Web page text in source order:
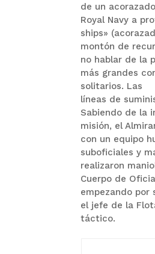
de un
Royal Navy a
ships»
montón de
no hablar de la
más grandes
solitarios. Las
líneas de
Sabiendo de la
misión, el
con un equipo
suboficiales y
realizaron
Cuerpo de
empezando por
el jefe de la
táctico.